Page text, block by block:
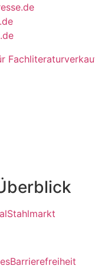
Stahlmarkt
Barrierefreiheit